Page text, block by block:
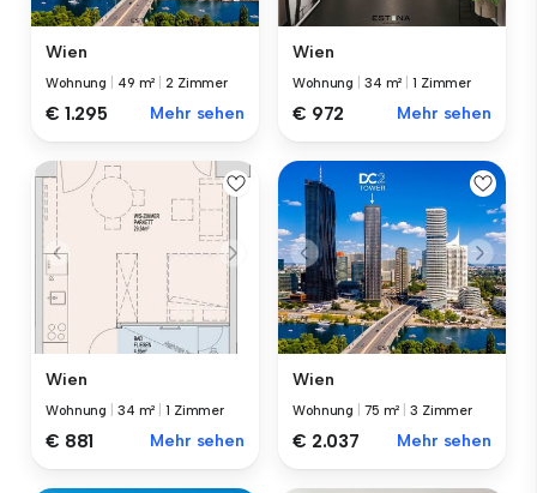
Wien
Wohnung 49 m² |2 Zimmer
€ 1.295 Mehr sehen
Wien
Wohnung 34 m² |1 Zimmer
€ 972 Mehr sehen
Wien
Wohnung 34 m² |1 Zimmer
€ 881 Mehr sehen
Wien
Wohnung 75 m² |3 Zimmer
€ 2.037 Mehr sehen